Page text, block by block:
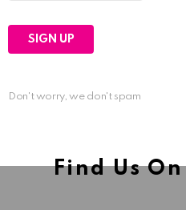
Don't worry, we don't spam
Find Us